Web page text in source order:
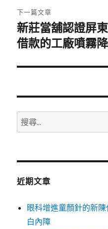
章:
下一篇文章
下
一
文
新莊當舖認證屏
借款的工廠噴霧
搜
尋
鍵
近期文章
眼科增進童顏針的新
白內障